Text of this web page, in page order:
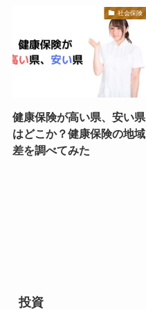
社会保険
健康保険が高い県、安い県
はどこか？健康保険の地域
差を調べてみた
投資